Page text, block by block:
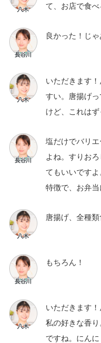
て、お店で食べ
良かった！じ
いただきます
すい。唐揚げ
けど、これは
塩だけでバリ
よね。すりお
てもいいです
特徴で、お弁当
唐揚げ、全種
もちろん！
いただきます！
私の好きな香
ですね。にん